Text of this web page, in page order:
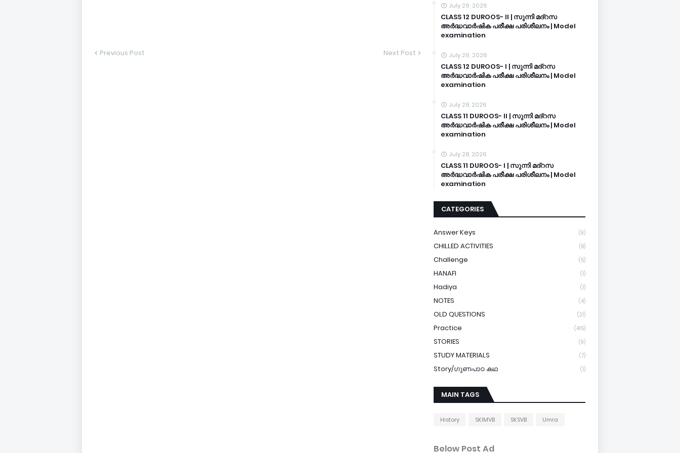
Previous Post Next Post
July 29, 2026
CLASS 12 DUROOS- II | സുന്നി മദ്റസ
അർദ്ധവാർഷിക പരീക്ഷ പരിശീലനം | Model
examination
July 29, 2026
CLASS 12 DUROOS- I | സുന്നി മദ്റസ
അർദ്ധവാർഷിക പരീക്ഷ പരിശീലനം | Model
examination
July 28, 2026
CLASS 11 DUROOS- II | സുന്നി മദ്റസ
അർദ്ധവാർഷിക പരീക്ഷ പരിശീലനം | Model
examination
July 28, 2026
CLASS 11 DUROOS- I | സുന്നി മദ്റസ
അർദ്ധവാർഷിക പരീക്ഷ പരിശീലനം | Model
examination
CATEGORIES
Answer Keys (9)
CHILLED ACTIVITIES (8)
Challenge (5)
HANAFI (1)
Hadiya (1)
NOTES (4)
OLD QUESTIONS (21)
Practice (415)
STORIES (9)
STUDY MATERIALS (7)
Story/ഗുണപാഠ കഥ (1)
MAIN TAGS
History SKIMVB SKSVB Umra
Below Post Ad